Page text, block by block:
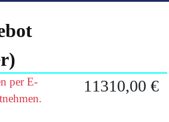
per E-
11310,00 €